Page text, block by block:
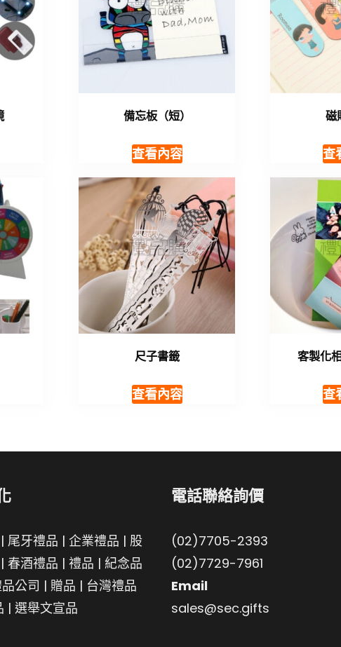
備忘板（短）
查看內容
磁
查
尺子書籤
查看內容
客製化
查
尾牙禮品 | 企業禮品 | 股
春酒禮品 | 禮品 | 紀念品
公司 | 贈品 | 台灣禮品
| 選舉文宣品
電話聯絡詢價
(02)7705-2393
(02)7729-7961
Email
sales@sec.gifts